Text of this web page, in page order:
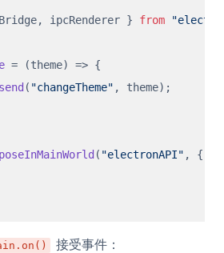
ipcRenderer } from
= (theme) => {
send ( "changeTheme" , theme);
( "electronAPI" , {
接受事件：